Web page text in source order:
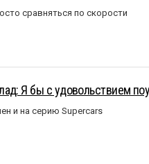
сравняться по скорости
Я бы с удовольствием
и на серию Supercars